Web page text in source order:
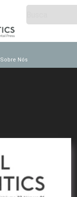
Sobre Nós